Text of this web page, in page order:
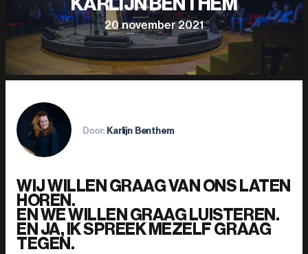
20 november 2021
Door: Karlijn Benthem
WIJ WILLEN GRAAG VAN ONS LATEN
HOREN.
EN WE WILLEN GRAAG LUISTEREN.
EN JA, IK SPREEK MEZELF GRAAG
TEGEN.